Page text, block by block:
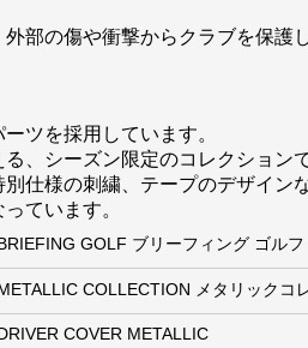
部の傷や衝撃からクラブを保護
ツを採用しています。
、シーズン限定のコレクションで
仕様の刺繍、テープのデザイ
ています。
GOLF ブリーフィング ゴルフ
COLLECTION メタリックコ
COVER METALLIC